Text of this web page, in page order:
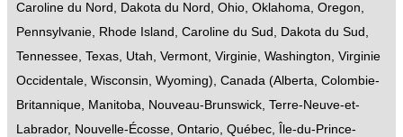
Caroline du Nord , Dakota du Nord , Ohio, Oklahoma, Oregon,
Pennsylvanie, Rhode Island , Caroline du Sud , Dakota du Sud ,
Tennessee, Texas, Utah, Vermont, Virginie, Washington, Virginie
Occidentale, Wisconsin, Wyoming), Canada (Alberta, Colombie-
Britannique, Manitoba, Nouveau-Brunswick, Terre-Neuve-et-
Labrador, Nouvelle-Écosse, Ontario, Québec,
Île-du-Prince-